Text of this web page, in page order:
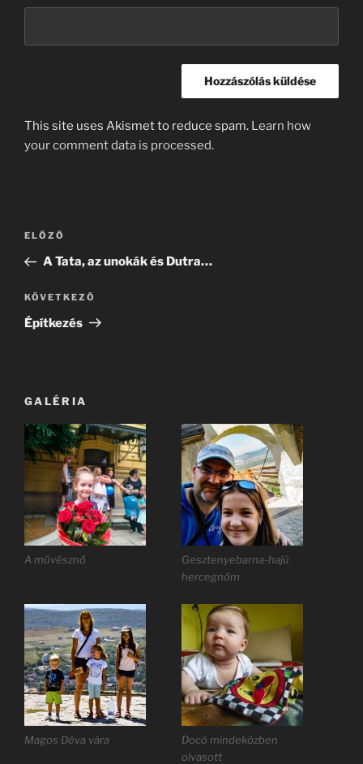
This site uses Akismet to reduce spam. Learn how
your comment data is processed.
Bejegyzés
Korábbi
bejegyzés
ELŐZŐ
A Tata, az unokák és Dutra…
Következő
bejegyzés
KÖVETKEZŐ
Építkezés
GALÉRIA
A művésznő
Gesztenyebarna-hajú
hercegnőm
Magos Déva vára
Docó mindeközben
olvasott